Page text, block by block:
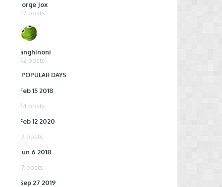
Jorge Jox
47 posts
anghinoni
42 posts
POPULAR DAYS
Feb 15 2018
24 posts
Feb 12 2020
17 posts
Jun 6 2018
17 posts
Sep 27 2019